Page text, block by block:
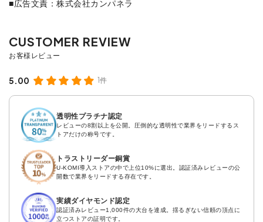
■広告文責：株式会社カンパネラ
5.00 1件
透明性プラチナ認定
レビューの8割以上を公開。圧倒的な透明性で業界をリードするス
トアだけの称号です。
トラストリーダー銅賞
U-KOMI導入ストアの中で上位10%に選出。認証済みレビューの公
開数で業界をリードする存在です。
実績ダイヤモンド認定
認証済みレビュー1,000件の大台を達成。揺るぎない信頼の頂点に
立つストアの証明です。